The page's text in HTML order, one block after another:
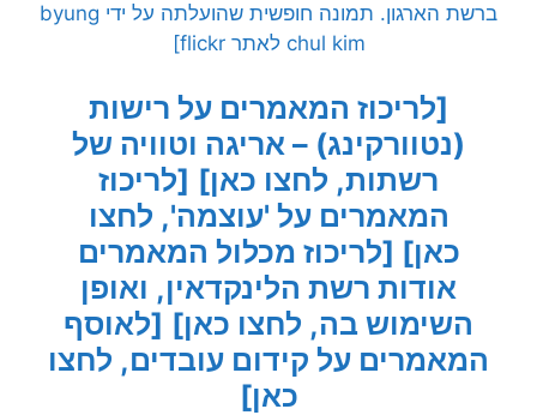
ברשת הארגון. תמונה חופשית שהועלתה על ידי byung
chul kim לאתר flickr]
[לריכוז המאמרים על רישות
(נטוורקינג) – אריגה וטוויה של
רשתות, לחצו כאן] [לריכוז
המאמרים על 'עוצמה', לחצו
כאן] [לריכוז מכלול המאמרים
אודות רשת הלינקדאין, ואופן
השימוש בה, לחצו כאן] [לאוסף
המאמרים על קידום עובדים, לחצו
כאן]